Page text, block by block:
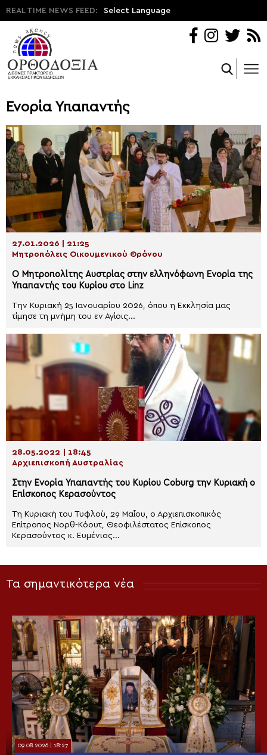
REAL TIME NEWS FEED: Select Language
Ενορία Υπαπαντής
27.01.2026 | 21:25
Μητροπόλεις Οικουμενικού Θρόνου
Ο Μητροπολίτης Αυστρίας στην ελληνόφωνη Ενορία της
Υπαπαντής του Κυρίου στο Linz
Την Κυριακή 25 Ιανουαρίου 2026, όπου η Εκκλησία μας
τίμησε τη μνήμη του εν Αγίοις...
28.05.2022 | 18:45
Αρχιεπισκοπή Αυστραλίας
Στην Ενορία Υπαπαντής του Κυρίου Coburg την Κυριακή ο
Επίσκοπος Κερασούντος
Tη Κυριακή του Τυφλού, 29 Μαΐου, ο Αρχιεπισκοπικός
Επίτροπος Νορθ-Κόουτ, Θεοφιλέστατος Επίσκοπος
Κερασούντος κ. Ευμένιος...
Τα σημαντικότερα νέα
09.08.2026 | 18:27